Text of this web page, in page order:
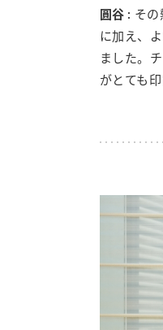
圓谷 : そ
に加え、
ました。
がとても